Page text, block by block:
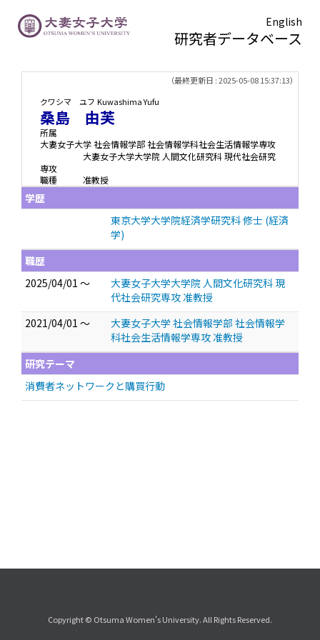
English
研究者データベース
（最終更新日 : 2025-05-08 15:37:13）
クワシマ ユフ Kuwashima Yufu
桑島 由芙
所属
大妻女子大学 社会情報学部 社会情報学科社会生活情報学専攻
大妻女子大学大学院 人間文化研究科 現代社会研究
専攻
職種
准教授
学歴
東京大学大学院経済学研究科 修士 (経済
学)
職歴
2025/04/01 ～
大妻女子大学大学院 人間文化研究科 現
代社会研究専攻 准教授
2021/04/01 ～
大妻女子大学 社会情報学部 社会情報学
科社会生活情報学専攻 准教授
研究テーマ
消費者ネットワークと購買行動
Copyright © Otsuma Women's University. All Rights Reserved.